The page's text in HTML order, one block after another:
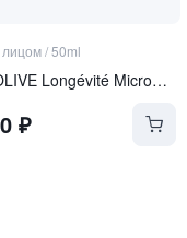
лицом/50ml
MON OLIVE Longévité Microgel Crème REFILL
₽